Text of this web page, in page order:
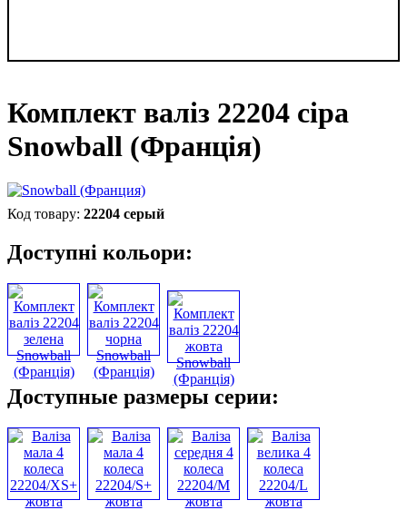
Комплект валіз 22204 сіра
Snowball (Франція)
22204 серый
Доступні кольори:
Доступные размеры серии: